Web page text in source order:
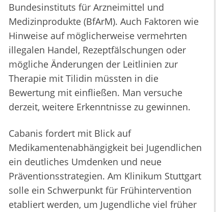
Bundesinstituts für Arzneimittel und
Medizinprodukte (BfArM). Auch Faktoren wie
Hinweise auf möglicherweise vermehrten
illegalen Handel, Rezeptfälschungen oder
mögliche Änderungen der Leitlinien zur
Therapie mit Tilidin müssten in die
Bewertung mit einfließen. Man versuche
derzeit, weitere Erkenntnisse zu gewinnen.
Cabanis fordert mit Blick auf
Medikamentenabhängigkeit bei Jugendlichen
ein deutliches Umdenken und neue
Präventionsstrategien. Am Klinikum Stuttgart
solle ein Schwerpunkt für Frühintervention
etabliert werden, um Jugendliche viel früher